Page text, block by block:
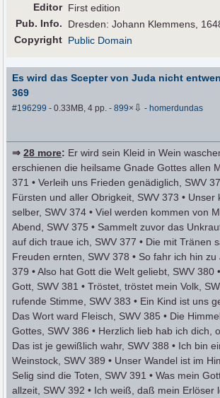
Editor First edition
Pub. Info.
Dresden: Johann Klemmens,
Copyright Public Domain
Es wird das Scepter von Juda nicht
369
#196299 - 0.33MB, 4 pp.-899× ⇩ - homerdundas
⇒28 more: Er wird sein Kleid in Wein
erschienen die heilsame Gnade Gottes allen
371 • Verleih uns Frieden genädiglich, SWV
Fürsten und aller Obrigkeit, SWV 373 • Unser
selber, SWV 374 • Viel werden kommen von
Abend, SWV 375 • Sammelt zuvor das
auf dich traue ich, SWV 377 • Die mit Tränen
Freuden ernten, SWV 378 • So fahr ich hin zu
379 • Also hat Gott die Welt geliebt, SWV 380
Gott, SWV 381 • Tröstet, tröstet mein Volk,
rufende Stimme, SWV 383 • Ein Kind ist uns
Das Wort ward Fleisch, SWV 385 • Die
Gottes, SWV 386 • Herzlich lieb hab ich dich,
Das ist je gewißlich wahr, SWV 388 • Ich bin
Weinstock, SWV 389 • Unser Wandel ist im
Selig sind die Toten, SWV 391 • Was mein
allzeit, SWV 392 • Ich weiß, daß mein Erlöser